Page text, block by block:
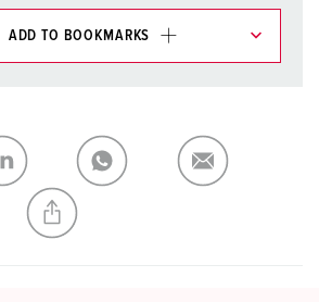
ADD TO BOOKMARKS
ADD
CREATE A NEW LIST